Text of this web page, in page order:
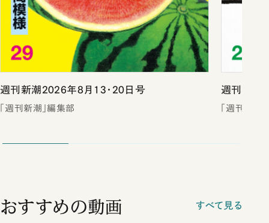
週刊新潮2026年8月13・20日号
「週刊新潮」編集部
週刊新潮
「週刊新潮
おすすめの動画 すべて見る